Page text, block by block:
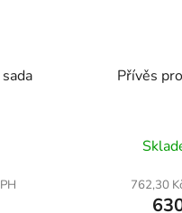
Přívěs
762,30